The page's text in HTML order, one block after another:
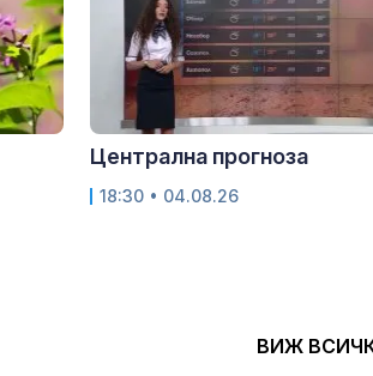
Централна прогноза
18:30 • 04.08.26
ВИЖ